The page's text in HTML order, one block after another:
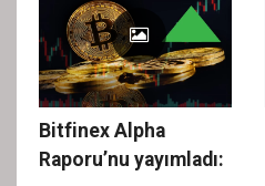
Bitfinex Alpha
Raporu’nu yayımladı: